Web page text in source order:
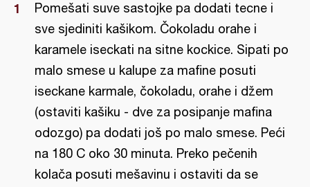
Pomešati suve sastojke pa dodati tecne i
sve sjediniti kašikom. Čokoladu orahe i
karamele iseckati na sitne kockice. Sipati po
malo smese u kalupe za mafine posuti
iseckane karmale, čokoladu, orahe i džem
(ostaviti kašiku - dve za posipanje mafina
odozgo) pa dodati još po malo smese. Peći
na 180 C oko 30 minuta. Preko pečenih
kolača posuti mešavinu i ostaviti da se